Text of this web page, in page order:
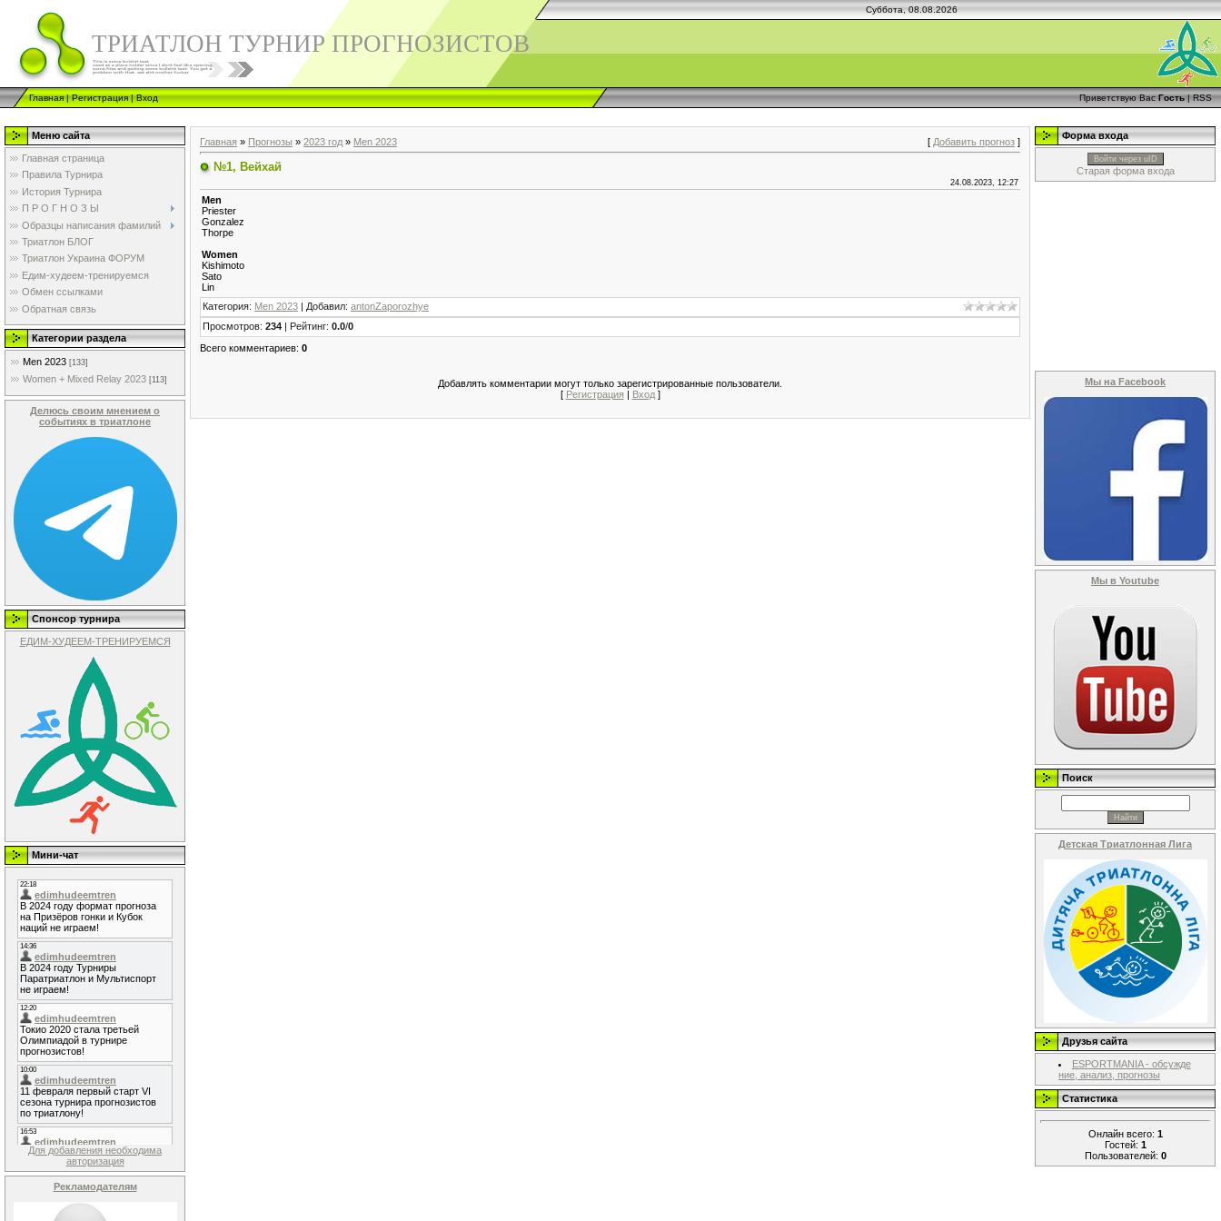
Суббота, 08.08.2026
ТРИАТЛОН ТУРНИР ПРОГНОЗИСТОВ
Главная|Регистрация|Вход Приветствую Вас Гость|RSS
Меню сайта
Главная страница
Правила Турнира
История Турнира
П Р О Г Н О З Ы
Образцы написания фамилий
Триатлон БЛОГ
Триатлон Украина ФОРУМ
Едим-худеем-тренируемся
Обмен ссылками
Обратная связь
Категории раздела
Men 2023 [133]
Women + Mixed Relay 2023 [113]
Делюсь своим мнением о
событиях в триатлоне
Спонсор турнира
ЕДИМ-ХУДЕЕМ-ТРЕНИРУЕМСЯ
Мини-чат
Для добавления необходима
авторизация
Рекламодателям
Главная » Прогнозы » 2023 год » Men 2023 [ Добавить прогноз ]
№1, Вейхай
24.08.2023, 12:27
Men
Priester
Gonzalez
Thorpe
Women
Kishimoto
Sato
Lin
Категория: Men 2023 | Добавил: antonZaporozhye
Просмотров: 234 | Рейтинг: 0.0/0
Всего комментариев: 0
Добавлять комментарии могут только зарегистрированные пользователи.
[ Регистрация | Вход]
Форма входа
Войти через uID
Старая форма входа
Мы на Facebook
Мы в Youtube
Поиск
Детская Триатлонная Лига
Друзья сайта
ESPORTMANIA - обсужде
ние, анализ, прогнозы
Статистика
Онлайн всего: 1
Гостей: 1
Пользователей: 0